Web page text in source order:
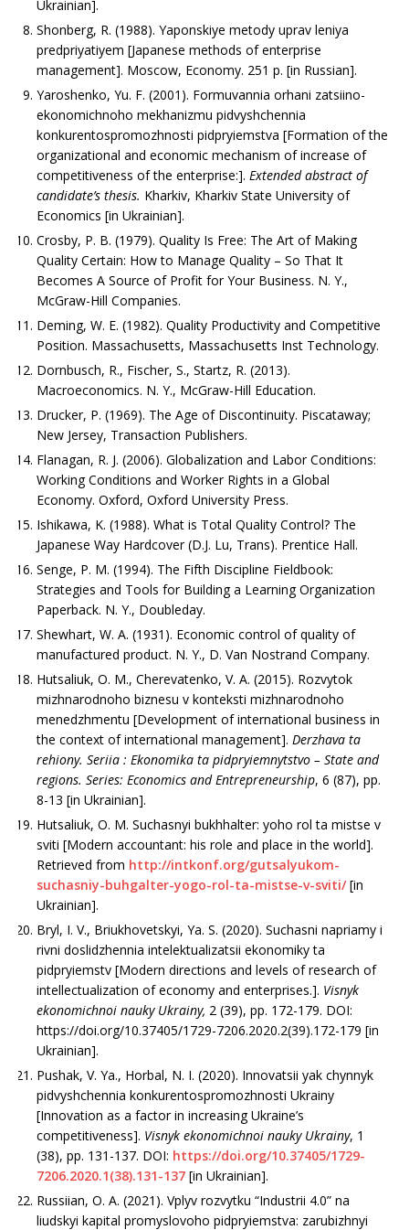
Ukrainian].
Shonberg, R. (1988). Yaponskiye metody uprav leniya
predpriyatiyem [Japanese methods of enterprise
management]. Moscow, Economy. 251 p. [in Russian].
Yaroshenko, Yu. F. (2001). Formuvannia orhani zatsiino-
ekonomichnoho mekhanizmu pidvyshchennia
konkurentospromozhnosti pidpryiemstva [Formation of the
organizational and economic mechanism of increase of
competitiveness of the enterprise:]. Extended abstract of
candidate’s thesis. Kharkiv, Kharkiv State University of
Economics [in Ukrainian].
Crosby, P. B. (1979). Quality Is Free: The Art of Making
Quality Certain: How to Manage Quality – So That It
Becomes A Source of Profit for Your Business. N. Y.,
McGraw-Hill Companies.
Deming, W. E. (1982). Quality Productivity and Competitive
Position. Massachusetts, Massachusetts Inst Technology.
Dornbusch, R., Fischer, S., Startz, R. (2013).
Macroeconomics. N. Y., McGraw-Hill Education.
Drucker, P. (1969). The Age of Discontinuity. Piscataway;
New Jersey, Transaction Publishers.
Flanagan, R. J. (2006). Globalization and Labor Conditions:
Working Conditions and Worker Rights in a Global
Economy. Oxford, Oxford University Press.
Ishikawa, K. (1988). What is Total Quality Control? The
Japanese Way Hardcover (D.J. Lu, Trans). Prentice Hall.
Senge, P. M. (1994). The Fifth Discipline Fieldbook:
Strategies and Tools for Building a Learning Organization
Paperback. N. Y., Doubleday.
Shewhart, W. A. (1931). Economic control of quality of
manufactured product. N. Y., D. Van Nostrand Company.
Hutsaliuk, O. M., Cherevatenko, V. A. (2015). Rozvytok
mizhnarodnoho biznesu v konteksti mizhnarodnoho
menedzhmentu [Development of international business in
the context of international management]. Derzhava ta
rehiony. Seriia : Ekonomika ta pidpryiemnytstvo – State and
regions. Series: Economics and Entrepreneurship, 6 (87), рр.
8-13 [in Ukrainian].
Hutsaliuk, O. M. Suchasnyi bukhhalter: yoho rol ta mistse v
sviti [Modern accountant: his role and place in the world].
Retrieved from http://intkonf.org/gutsalyukom-
suchasniy-buhgalter-yogo-rol-ta-mistse-v-sviti/[in
Ukrainian].
Bryl, I. V., Briukhovetskyi, Ya. S. (2020). Suchasni napriamy i
rivni doslidzhennia intelektualizatsii ekonomiky ta
pidpryiemstv [Modern directions and levels of research of
intellectualization of economy and enterprises.]. Visnyk
ekonomichnoi nauky Ukrainy, 2 (39), pp. 172-179. DOI:
https://doi.org/10.37405/1729-7206.2020.2(39).172-179 [in
Ukrainian].
Pushak, V. Ya., Horbal, N. I. (2020). Innovatsii yak chynnyk
pidvyshchennia konkurentospromozhnosti Ukrainy
[Innovation as a factor in increasing Ukraine’s
competitiveness]. Visnyk ekonomichnoi nauky Ukrainy, 1
(38), pp. 131-137. DOI: https://doi.org/10.37405/1729-
7206.2020.1(38).131-137 [in Ukrainian].
Russiian, O. А. (2021). Vplyv rozvytku “Industrii 4.0” na
liudskyi kapital promyslovoho pidpryiemstva: zarubizhnyi